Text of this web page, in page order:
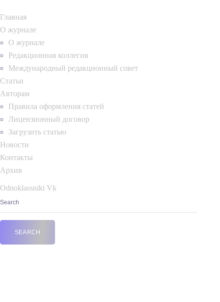
Главная
О журнале
О журнале
Редакционная коллегия
Международный редакционный совет
Статьи
Авторам
Правила оформления статей
Лицензионный договор
Загрузить статью
Новости
Контакты
Архив
Odnoklassniki Vk